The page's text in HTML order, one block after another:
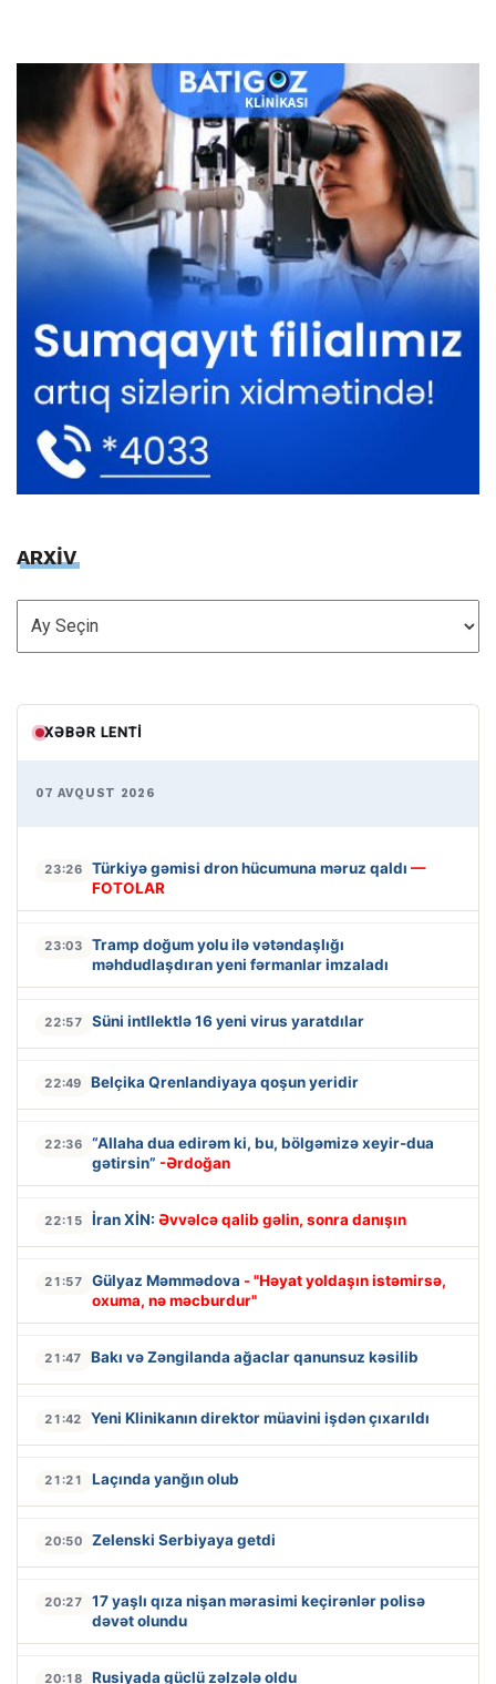
ARXİV
ARXİV
XƏBƏR LENTI
07 AVQUST 2026
23:26 Türkiyə gəmisi dron hücumuna məruz qaldı —
FOTOLAR
23:03
Tramp doğum yolu ilə vətəndaşlığı
məhdudlaşdıran yeni fərmanlar imzaladı
22:57 Süni intllektlə 16 yeni virus yaratdılar
22:49 Belçika Qrenlandiyaya qoşun yeridir
22:36
“Allaha dua edirəm ki, bu, bölgəmizə xeyir-dua
gətirsin” -Ərdoğan
22:15 İran XİN: Əvvəlcə qalib gəlin, sonra danışın
21:57 Gülyaz Məmmədova - "Həyat yoldaşın istəmirsə,
oxuma, nə məcburdur"
21:47 Bakı və Zəngilanda ağaclar qanunsuz kəsilib
21:42 Yeni Klinikanın direktor müavini işdən çıxarıldı
21:21 Laçında yanğın olub
20:50 Zelenski Serbiyaya getdi
20:27
17 yaşlı qıza nişan mərasimi keçirənlər polisə
dəvət olundu
20:18 Rusiyada güclü zəlzələ oldu